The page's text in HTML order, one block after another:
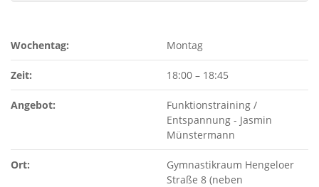
Wochentag: Montag
Zeit: 18:00 – 18:45
Angebot:
Funktionstraining /
Entspannung - Jasmin
Münstermann
Ort:
Gymnastikraum Hengeloer
Straße 8 (neben